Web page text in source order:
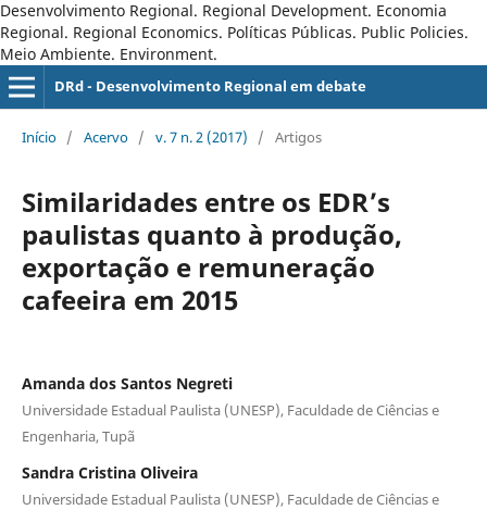
Desenvolvimento Regional. Regional Development. Economia
Regional. Regional Economics. Políticas Públicas. Public Policies.
Meio Ambiente. Environment.
DRd - Desenvolvimento Regional em debate
Início / Acervo / v. 7 n. 2 (2017) / Artigos
Similaridades entre os EDR’s
paulistas quanto à produção,
exportação e remuneração
cafeeira em 2015
Amanda dos Santos Negreti
Universidade Estadual Paulista (UNESP), Faculdade de Ciências e
Engenharia, Tupã
Sandra Cristina Oliveira
Universidade Estadual Paulista (UNESP), Faculdade de Ciências e